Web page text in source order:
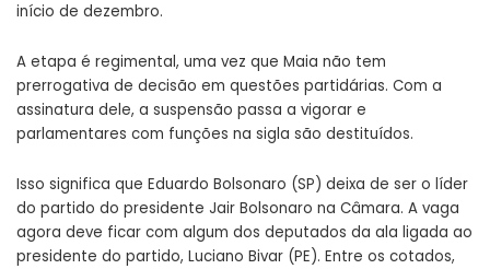
início de dezembro.
A etapa é regimental, uma vez que Maia não tem
prerrogativa de decisão em questões partidárias. Com a
assinatura dele, a suspensão passa a vigorar e
parlamentares com funções na sigla são destituídos.
Isso significa que Eduardo Bolsonaro (SP) deixa de ser o líder
do partido do presidente Jair Bolsonaro na Câmara. A vaga
agora deve ficar com algum dos deputados da ala ligada ao
presidente do partido, Luciano Bivar (PE). Entre os cotados,